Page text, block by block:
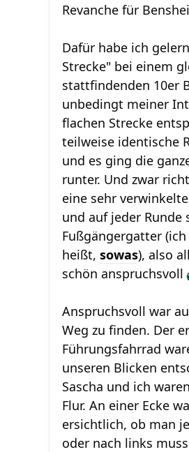
Revanche für
Dafür habe ich
Strecke" bei einem
stattfindenden 10er
unbedingt meiner
flachen Strecke
teilweise identische
und es ging die
runter. Und zwar
eine sehr
und auf jeder Runde
Fußgängergatter
heißt, sowas), also
schön anspruchsvoll
Anspruchsvoll war
Weg zu finden. Der
Führungsfahrrad
unseren Blicken
Sascha und ich
Flur. An einer Ecke
ersichtlich, ob man
oder nach links